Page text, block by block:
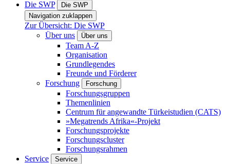
Die SWP
Die SWP
Navigation zuklappen
Zur Übersicht: Die SWP
Über uns
Über uns
Team A-Z
Organisation
Grundlegendes
Freunde und Förderer
Forschung
Forschung
Forschungsgruppen
Themenlinien
Centrum für angewandte Türkeistudien (CATS)
»Megatrends Afrika«-Projekt
Forschungsprojekte
Forschungscluster
Forschungsrahmen
Service
Service